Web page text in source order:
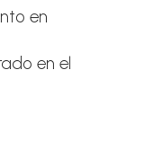
en
en el